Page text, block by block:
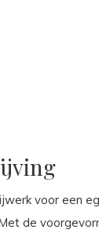
voor een
de